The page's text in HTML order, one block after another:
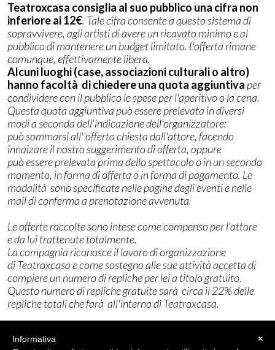
Teatroxcasa consiglia al suo pubblico una cifra non
inferiore ai 12€. Tale cifra consente a questo sistema di
sopravvivere, agli artisti di avere un ricavato minimo e al
pubblico di mantenere un budget limitato. L'offerta rimane
comunque, effettivamente libera.
Alcuni luoghi (case, associazioni culturali o altro)
hanno facoltà di chiedere una quota aggiuntiva per
condividere con il pubblico le spese per l'aperitivo o la cena.
Questa quota aggiuntiva può essere prelevata in diversi
modi a seconda dell'indicazione dell'organizzatore:
può sommarsi all''offerta chiesta dall'attore, facendo
innalzare il nostro suggerimento di offerta, oppure
può essere prelevata prima dello spettacolo o in un secondo
momento, in forma di offerta o in forma di pagamento. Le
modalità sono specificate nelle pagine degli eventi e nelle
mail di conferma a prenotazione avvenuta.
Le offerte raccolte sono intese come compenso per l'attore
e da lui trattenute totalmente.
La compagnia riconosce il lavoro di organizzazione
di Teatroxcasa e come sostegno alle sue attività accetta di
compiere un numero di repliche per lei a titolo gratuito.
Questo numero di repliche gratuite sarà circa il 22% delle
repliche totali che farà all'interno di Teatroxcasa.
×
Informativa